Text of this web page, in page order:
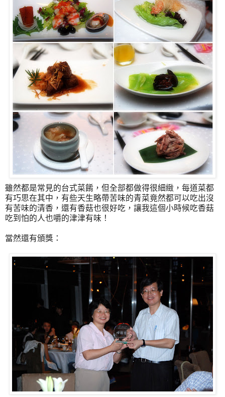
雖然都是常見的台式菜餚，但全部都做得很細緻，每道菜都
有巧思在其中，有些天生略帶苦味的青菜竟然都可以吃出沒
有苦味的清香，還有香菇也很好吃，讓我這個小時候吃香菇
吃到怕的人也嚼的津津有味！
當然還有頒獎：